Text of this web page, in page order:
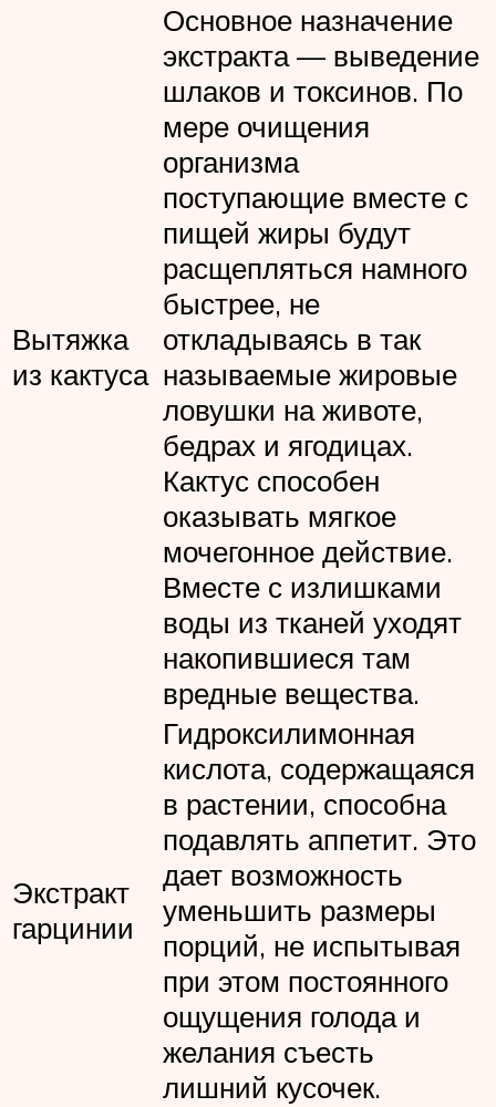
Вытяжка
из кактуса
Основное назначение
экстракта — выведение
шлаков и токсинов. По
мере очищения
организма
поступающие вместе с
пищей жиры будут
расщепляться намного
быстрее, не
откладываясь в так
называемые жировые
ловушки на животе,
бедрах и ягодицах.
Кактус способен
оказывать мягкое
мочегонное действие.
Вместе с излишками
воды из тканей уходят
накопившиеся там
вредные вещества.
Экстракт
гарцинии
Гидроксилимонная
кислота, содержащаяся
в растении, способна
подавлять аппетит. Это
дает возможность
уменьшить размеры
порций, не испытывая
при этом постоянного
ощущения голода и
желания съесть
лишний кусочек.